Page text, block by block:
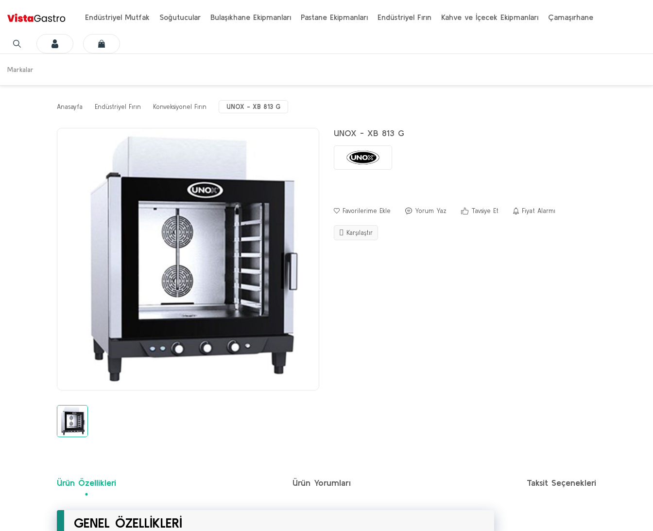
Endüstriyel Mutfak Soğutucular Bulaşıkhane Ekipmanları Pastane Ekipmanları Endüstriyel Fırın Kahve ve İçecek Ekipmanları Çamaşırhane
Markalar
Anasayfa Endüstriyel Fırın Konveksiyonel Fırın UNOX - XB 813 G
UNOX - XB 813 G
Yorum Yaz Tavsiye Et Fiyat Alarmı
Karşılaştır
Ürün Özellikleri Ürün Yorumları Taksit Seçenekleri
GENEL ÖZELLİKLERİ